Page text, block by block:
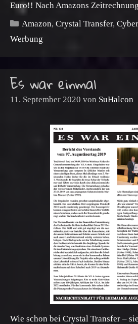
Euro!! Nach Amazons
Kategorien
Amazon,Crystal Transfer,
Werbung
Es war einmal
11. September 2020 von SuHalcon
Wie schon bei Crystal Transfer –